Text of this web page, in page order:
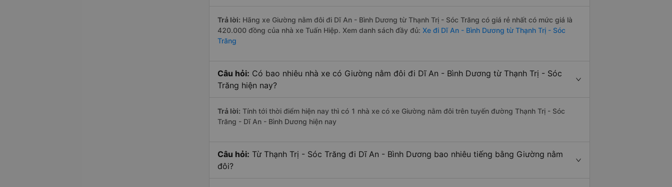
Trả lời: Hãng xe Giường nằm đôi đi Dĩ An - Bình Dương từ Thạnh Trị - Sóc Trăng có giá rẻ nhất có mức giá là
420.000 đồng của nhà xe Tuấn Hiệp. Xem danh sách đầy đủ: Xe đi Dĩ An - Bình Dương từ Thạnh Trị - Sóc
Trăng
Câu hỏi: Có bao nhiêu nhà xe có Giường nằm đôi đi Dĩ An - Bình Dương từ Thạnh Trị - Sóc
Trăng hiện nay?
Trả lời: Tính tới thời điểm hiện nay thì có 1 nhà xe có xe Giường nằm đôi trên tuyến đường Thạnh Trị - Sóc
Trăng - Dĩ An - Bình Dương hiện nay
Câu hỏi: Từ Thạnh Trị - Sóc Trăng đi Dĩ An - Bình Dương bao nhiêu tiếng bằng Giường nằm
đôi?